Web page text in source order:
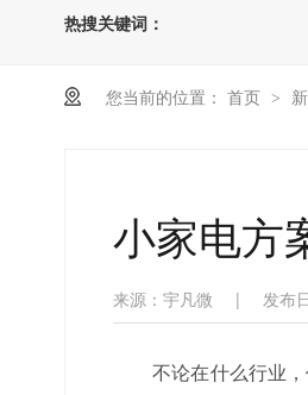
热搜关键词：
您当前的位置： 首页 >
小家电方
来源：宇凡微 | 发布
不论在什么行业，